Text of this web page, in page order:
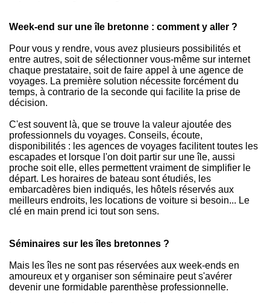
Week-end sur une île bretonne : comment y aller ?
Pour vous y rendre, vous avez plusieurs possibilités et
entre autres, soit de sélectionner vous-même sur internet
chaque prestataire, soit de faire appel à une agence de
voyages. La première solution nécessite forcément du
temps, à contrario de la seconde qui facilite la prise de
décision.
C'est souvent là, que se trouve la valeur ajoutée des
professionnels du voyages. Conseils, écoute,
disponibilités : les agences de voyages facilitent toutes les
escapades et lorsque l'on doit partir sur une île, aussi
proche soit elle, elles permettent vraiment de simplifier le
départ. Les horaires de bateau sont étudiés, les
embarcadères bien indiqués, les hôtels réservés aux
meilleurs endroits, les locations de voiture si besoin... Le
clé en main prend ici tout son sens.
Séminaires sur les îles bretonnes ?
Mais les îles ne sont pas réservées aux week-ends en
amoureux et y organiser son séminaire peut s'avérer
devenir une formidable parenthèse professionnelle.